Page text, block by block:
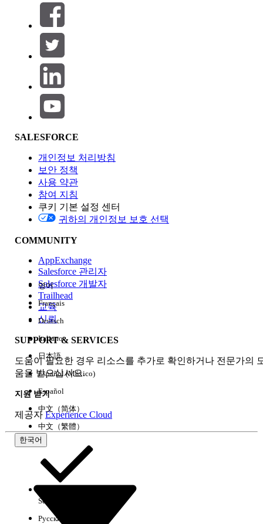
필터 (0)
필터 선택
제품 영역
기능 영향
Edition
경험
SALESFORCE
개인정보 처리방침
보안 정책
사용 약관
참여 지침
쿠키 기본 설정 센터
귀하의 개인정보 보호 선택
COMMUNITY
AppExchange
Salesforce 관리자
Salesforce 개발자
Trailhead
교육
신뢰
SUPPORT & SERVICES
도움이 필요한 경우 리소스를 추가로 확인하거나 전문가의
움을 받으십시오.
지원 받기
제공자 Experience Cloud
한국어
영어
Français
Deutsch
Italiano
日本語
Español (México)
Español
中文（简体）
中文（繁體）
Select Org
Русский